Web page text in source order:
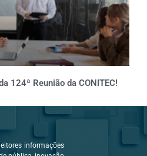
124ª Reunião da CONITEC!
informações